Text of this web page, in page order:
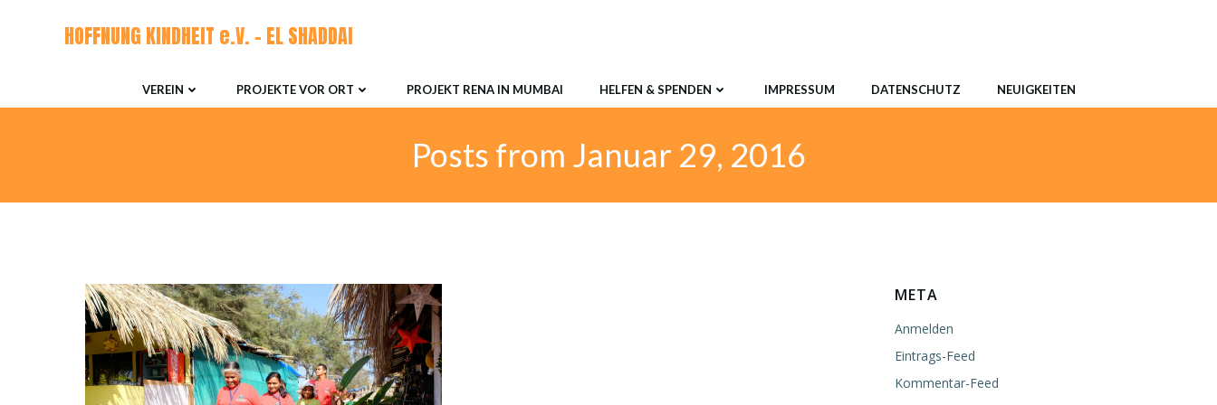
HOFFNUNG KINDHEIT e.V. - EL SHADDAI
VEREIN PROJEKTE VOR ORT PROJEKT RENA IN MUMBAI HELFEN & SPENDEN IMPRESSUM DATENSCHUTZ NEUIGKEITEN
Posts from Januar 29, 2016
META
Anmelden
Eintrags-Feed
Kommentar-Feed